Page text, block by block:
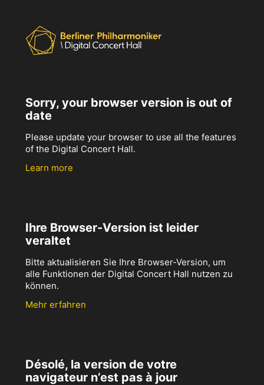
Sorry, your browser version is out of
date
Please update your browser to use all the features
of the Digital Concert Hall.
Learn more
Ihre Browser-Version ist leider
veraltet
Bitte aktualisieren Sie Ihre Browser-Version, um
alle Funktionen der Digital Concert Hall nutzen zu
können.
Mehr erfahren
Désolé, la version de votre
navigateur n’est pas à jour